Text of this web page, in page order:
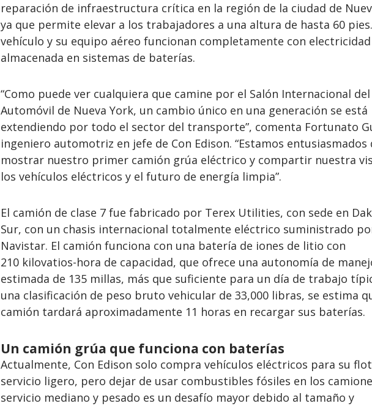
reparación de infraestructura crítica en la región de la ciudad de
ya que permite elevar a los trabajadores a una altura de hasta 60
vehículo y su equipo aéreo funcionan completamente con electricidad
almacenada en sistemas de baterías.
“Como puede ver cualquiera que camine por el Salón Internacional del
Automóvil de Nueva York, un cambio único en una generación se está
extendiendo por todo el sector del transporte”, comenta Fortunato
ingeniero automotriz en jefe de Con Edison. “Estamos entusiasmados
mostrar nuestro primer camión grúa eléctrico y compartir nuestra
los vehículos eléctricos y el futuro de energía limpia”.
El camión de clase 7 fue fabricado por Terex Utilities, con sede en
Sur, con un chasis internacional totalmente eléctrico suministrado
Navistar. El camión funciona con una batería de iones de litio con
210 kilovatios-hora de capacidad, que ofrece una autonomía de
estimada de 135 millas, más que suficiente para un día de trabajo
una clasificación de peso bruto vehicular de 33,000 libras, se estima
camión tardará aproximadamente 11 horas en recargar sus baterías.
Un camión grúa que funciona con baterías
Actualmente, Con Edison solo compra vehículos eléctricos para su
servicio ligero, pero dejar de usar combustibles fósiles en los
servicio mediano y pesado es un desafío mayor debido al tamaño y